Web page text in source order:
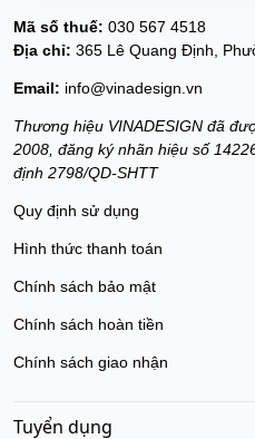
Mã số thuế: 030 567 4518
Địa chỉ: 365 Lê Quang Định,
Email: info@vinadesign.vn
Thương hiệu VINADESIGN đã
2008, đăng ký nhãn hiệu số
định 2798/QD-SHTT
Quy định sử dụng
Hình thức thanh toán
Chính sách bảo mật
Chính sách hoàn tiền
Chính sách giao nhận
Tuyển dụng